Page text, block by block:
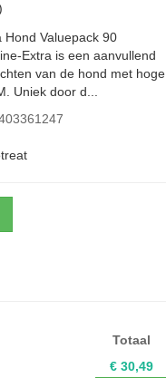
Hond Valuepack 90
Extra is een aanvullend
van de hond met hoge
Uniek door d...
Totaal
€ 30,49